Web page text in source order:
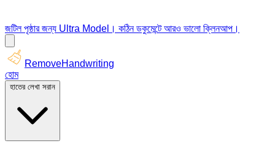
জটিল পৃষ্ঠার জন্য Ultra Model। কঠিন ডকুমেন্টে আরও ভালো ক্লিনআপ।
RemoveHandwriting
হোম
হাতের লেখা সরান